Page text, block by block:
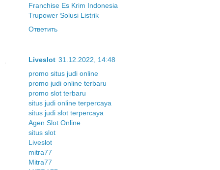
Franchise Es Krim Indonesia
Trupower Solusi Listrik
Ответить
Liveslot 31.12.2022, 14:48
promo situs judi online
promo judi online terbaru
promo slot terbaru
situs judi online terpercaya
situs judi slot terpercaya
Agen Slot Online
situs slot
Liveslot
mitra77
Mitra77